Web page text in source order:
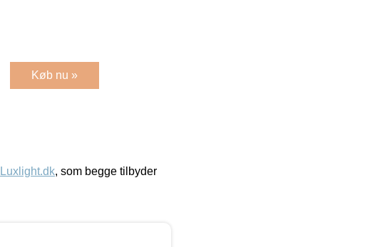
Køb nu »
Luxlight.dk, som begge tilbyder